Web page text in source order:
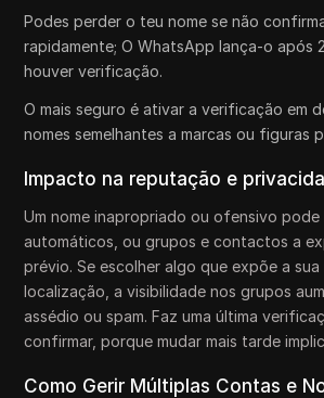
Podes perder o teu nome se não
rapidamente; O WhatsApp lança-o após
houver verificação.
O mais seguro é ativar a verificação em
nomes semelhantes a marcas ou figuras
Impacto na reputação e
Um nome inapropriado ou ofensivo pode
automáticos, ou grupos e contactos a
prévio. Se escolher algo que expõe a
localização, a visibilidade nos grupos
assédio ou spam. Faz uma última
confirmar, porque mudar mais tarde
Como Gerir Múltiplas Contas e